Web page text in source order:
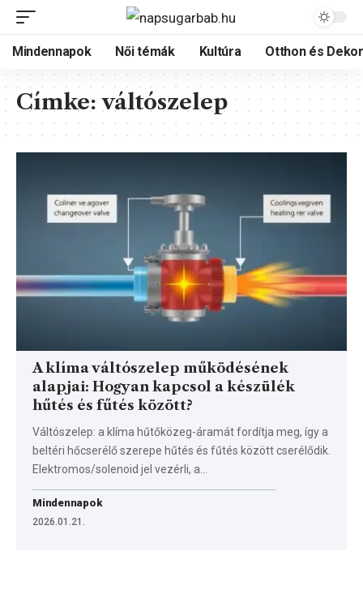
Mindennapok Női témák Kultúra Otthon és
Címke: váltószelep
A klíma váltószelep működésének
alapjai: Hogyan kapcsol a készülék
hűtés és fűtés között?
Váltószelep: a klíma hűtőközeg-áramát fordítja meg, így a
beltéri hőcserélő szerepe hűtés és fűtés között cserélődik.
Elektromos/solenoid jel vezérli, a…
Mindennapok
2026.01.21.